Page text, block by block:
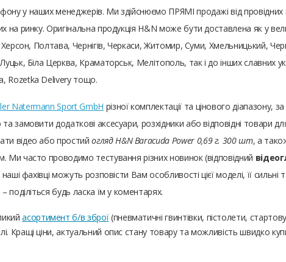
у наших менеджерів. Ми здійснюємо ПРЯМІ продажі від
на ринку. Оригінальна продукція H&N може бути доставлена ​​як у
Полтава, Чернігів, Черкаси, Житомир, Суми, Хмельницький,
Біла Церква, Краматорськ, Мелітополь, так і до інших славних
Rozetka Delivery тощо.
Natermann Sport GmbH різної комплектації та цінового
замовити додаткові аксесуари, розхідники або відповідні товари
відео або простийогляд H&N Baracuda Power 0,69 г. 300 шт, а
Ми часто проводимо тестування різних новинок (відповідний
фахівці можуть розповісти Вам особливості цієї моделі, її
поділіться будь ласка їм у коментарях.
асортимент б/в зброї(пневматичні гвинтівки, пістолети,
Кращі ціни, актуальний опис стану товару та можливість швидко